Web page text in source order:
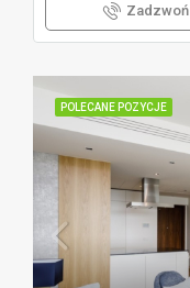
Zadzwoń
POLECANE POZYCJE